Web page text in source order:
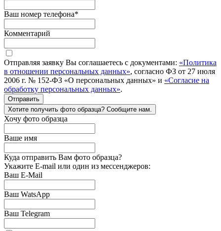
Ваш номер телефона*
Комментарий
Отправляя заявку Вы соглашаетесь с документами: «Политика
в отношении персональных данных», согласно ФЗ от 27 июля
2006 г. № 152-ФЗ «О персональных данных» и «Согласие на
обработку персональных данных».
Отправить
Хотите получить фото образца? Сообщите нам.
Хочу фото образца
Ваше имя
Куда отправить Вам фото образца?
Укажите E-mail или один из мессенджеров:
Ваш E-Mail
Ваш WatsApp
Ваш Telegram